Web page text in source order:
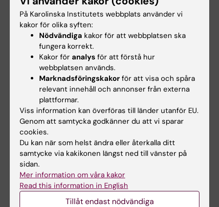
examinationstillfälle. Examinationstillfälle till
vilket studenten har anmält sig men inte
deltagit i räknas inte som examinationstillfälle.
Vid frånvaro från obligatoriskt
utbildningsinslag ansvarar studenten själv för
att kontakta kursansvarig lärare för
ersättningsuppgift. Examinator bedömer om
och hur en student kan ta igen missat
obligatoriskt utbildningsinslag. Frånvaro från
ett obligatoriskt utbildningsinslag kan
innebära att studenten inte kan genomföra
andra delar av kursen, en avslutande
examination eller ta igen utbildningsinslaget
förrän nästa gång kursen ges.
På Karolinska Institutets webbplats använder vi
kakor för olika syften:
Nödvändiga kakor för att webbplatsen ska
fungera korrekt.
Kakor för analys för att förstå hur
webbplatsen används.
Marknadsföringskakor för att visa och spåra
relevant innehåll och annonser från externa
plattformar.
Viss information kan överföras till länder utanför EU.
Genom att samtycka godkänner du att vi sparar
cookies.
Du kan när som helst ändra eller återkalla ditt
samtycke via kakikonen längst ned till vänster på
sidan.
Mer information om våra kakor
Read this information in English
Tillåt endast nödvändiga